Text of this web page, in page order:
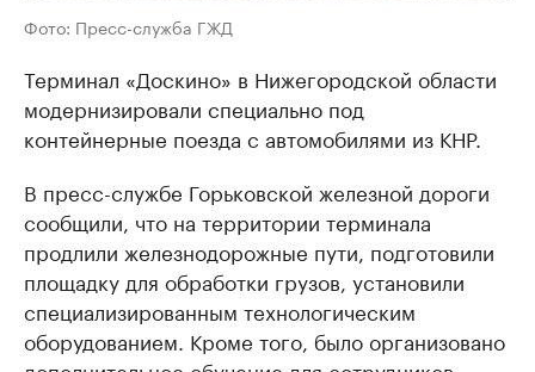
Фото: Пресс-служба ГЖД
Терминал «Доскино» в Нижегородской области
модернизировали специально под
контейнерные поезда с автомобилями из КНР.
В пресс-службе Горьковской железной дороги
сообщили, что на территории терминала
продлили железнодорожные пути, подготовили
площадку для обработки грузов, установили
специализированным технологическим
оборудованием. Кроме того, было организовано